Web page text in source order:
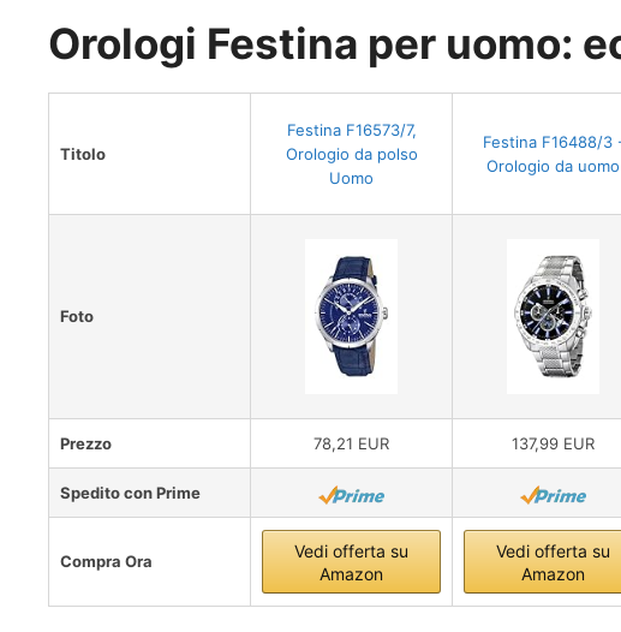
Orologi Festina per uomo:
Titolo
Festina F16573/7,
Orologio da polso
Uomo
Festina F16488/3
Orologio da uomo
Foto
Prezzo 78,21 EUR 137,99 EUR
Spedito con Prime
Compra Ora
Vedi offerta su
Amazon
Vedi offerta su
Amazon